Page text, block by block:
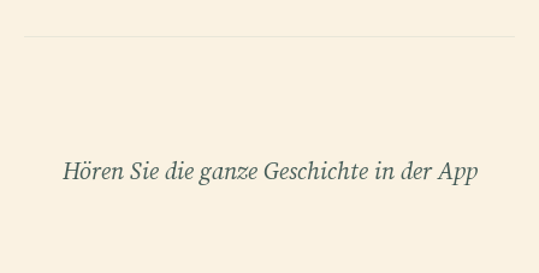
Hören Sie die ganze Geschichte in der App